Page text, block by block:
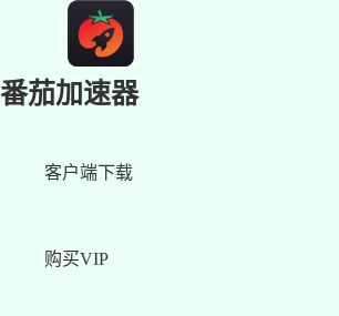
番茄加速器
客户端下载
购买VIP